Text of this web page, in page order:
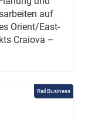
auf
Orient/East-
Craiova –
Rail Business